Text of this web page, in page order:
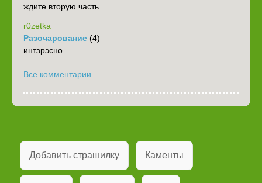
ждите вторую часть
r0zetka
Разочарование (4)
интэрэсно
Все комментарии
Добавить страшилку Каменты